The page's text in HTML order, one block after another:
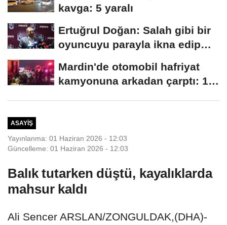
kavga: 5 yaralı
Ertuğrul Doğan: Salah gibi bir
oyuncuyu parayla ikna edip
Mardin'de otomobil hafriyat
kamyonuna arkadan çarptı: 1
ASAYIŞ
Yayınlanma: 01 Haziran 2026 - 12:03
Güncelleme: 01 Haziran 2026 - 12:03
Balık tutarken düştü, kayalıklarda
mahsur kaldı
Ali Sencer ARSLAN/ZONGULDAK,(DHA)-